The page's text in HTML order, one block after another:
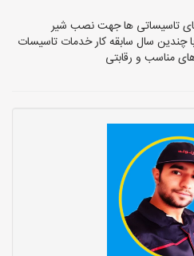
های شهرها
تاسیساتی ها جهت نصب شیر
چندین سال سابقه کار خدمات تاسیسات
مناسب و رقابتی